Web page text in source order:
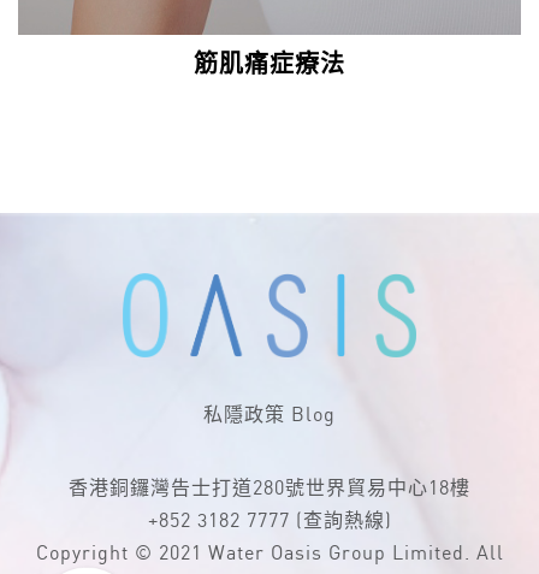
筋肌痛症療法
私隱政策 Blog
香港銅鑼灣告士打道280號世界貿易中心18樓
+852 3182 7777 (查詢熱線)
Copyright © 2021 Water Oasis Group Limited. All